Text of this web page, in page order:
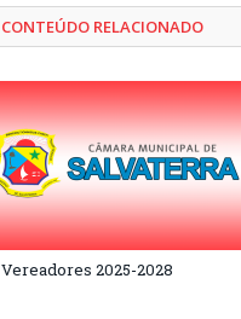
CONTEÚDO RELACIONADO
Vereadores 2025-2028